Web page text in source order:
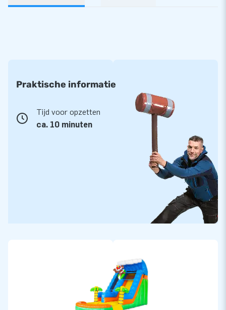
Praktische informatie
Tijd voor opzetten
ca. 10 minuten